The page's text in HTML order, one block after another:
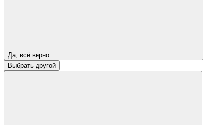
Да, всё верно
Выбрать другой